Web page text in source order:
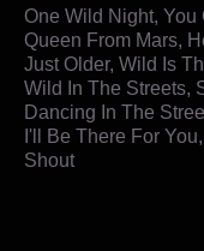
One Wild Night,
Queen From Mars,
Just Older, Wild Is
Wild In The Streets,
Dancing In The
I'll Be There For
Shout